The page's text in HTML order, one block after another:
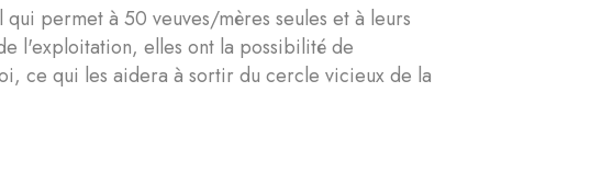
permet à 50 veuves/mères seules et à leurs
l'exploitation, elles ont la possibilité de
ce qui les aidera à sortir du cercle vicieux de la